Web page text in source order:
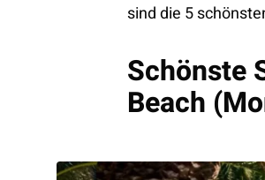
sind die 5
Schönste
Beach